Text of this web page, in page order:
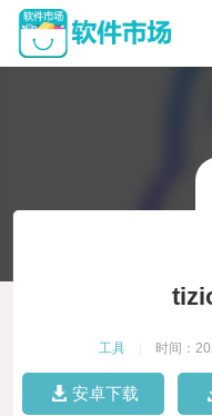
工具 时间：
安卓下载